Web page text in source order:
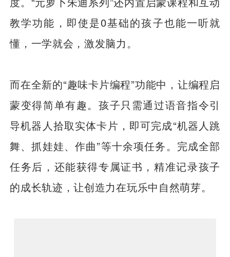
教学功能，即使是0基础的孩子也能一听就
懂，一学就会，激发脑力。
而在全新的“趣味卡片编程”功能中，让编程启
蒙变得简单有趣。孩子只需通过语音指令引
导机器人拾取实体卡片，即可完成“机器人跳
舞、抓娃娃、作曲”等十余项任务。完成全部
任务后，还能获得专属证书，精准记录孩子
的成长轨迹，让创造力在玩乐中自然萌芽。